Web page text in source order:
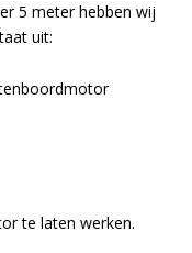
5 meter hebben wij
uit:
te laten werken.